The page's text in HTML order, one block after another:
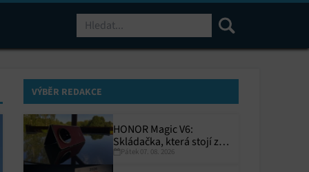
VÝBĚR REDAKCE
HONOR Magic V6:
Skládačka, která stojí za
toPátek 07. 08. 2026